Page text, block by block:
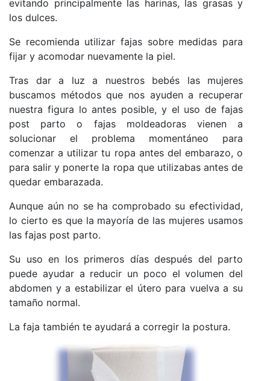
evitando principalmente las harinas, las grasas y
los dulces.
Se recomienda utilizar fajas sobre medidas para
fijar y acomodar nuevamente la piel.
Tras dar a luz a nuestros bebés las mujeres
buscamos métodos que nos ayuden a recuperar
nuestra figura lo antes posible, y el uso de fajas
post parto o fajas moldeadoras vienen a
solucionar el problema momentáneo para
comenzar a utilizar tu ropa antes del embarazo, o
para salir y ponerte la ropa que utilizabas antes de
quedar embarazada.
Aunque aún no se ha comprobado su efectividad,
lo cierto es que la mayoría de las mujeres usamos
las fajas post parto.
Su uso en los primeros días después del parto
puede ayudar a reducir un poco el volumen del
abdomen y a estabilizar el útero para vuelva a su
tamaño normal.
La faja también te ayudará a corregir la postura.